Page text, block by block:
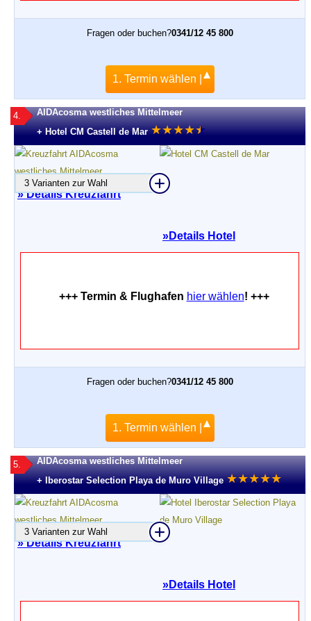
Fragen oder buchen?0341/12 45 800
1. Termin wählen |
4.
AIDAcosma westliches Mittelmeer
+ Hotel CM Castell de Mar ★★★★★
★
» Details Kreuzfahrt
3 Varianten zur Wahl
»Details Hotel
+++ Termin & Flughafen hier wählen! +++
Fragen oder buchen?0341/12 45 800
1. Termin wählen |
5.
AIDAcosma westliches Mittelmeer
+ Iberostar Selection Playa de Muro Village ★★★★★
» Details Kreuzfahrt
3 Varianten zur Wahl
»Details Hotel